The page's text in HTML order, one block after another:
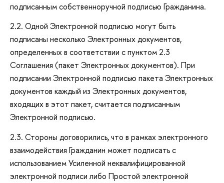
подписанным собственноручной подписью Гражданина.
2.2. Одной Электронной подписью могут быть
подписаны несколько Электронных документов,
определенных в соответствии с пунктом 2.3
Соглашения (пакет Электронных документов). При
подписании Электронной подписью пакета Электронных
документов каждый из Электронных документов,
входящих в этот пакет, считается подписанным
Электронной подписью.
2.3. Стороны договорились, что в рамках электронного
взаимодействия Гражданин может подписать с
использованием Усиленной неквалифицированной
электронной подписи либо Простой электронной